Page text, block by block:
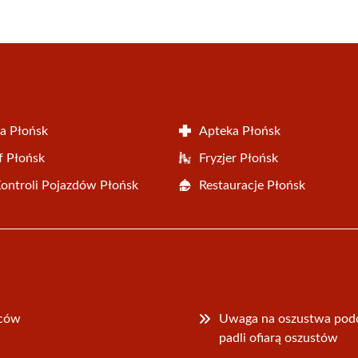
Płońsk Apteka Płońsk
Płońsk Fryzjer Płońsk
Pojazdów Płońsk Restauracje Płońsk
Uwaga na oszustwa
padli ofiarą oszustów